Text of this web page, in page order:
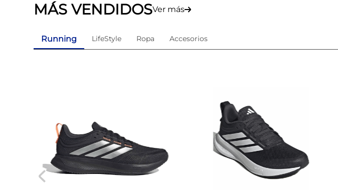
MÁS VENDIDOSVer más
Running LifeStyle Ropa Accesorios